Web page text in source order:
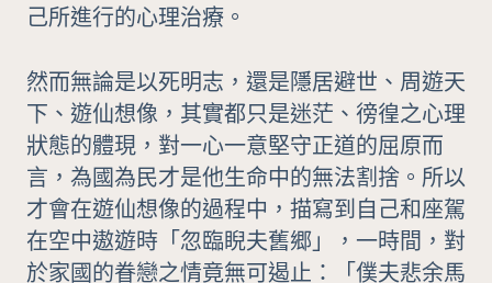
己所進行的心理治療。
然而無論是以死明志，還是隱居避世、周遊天
下、遊仙想像，其實都只是迷茫、徬徨之心理
狀態的體現，對一心一意堅守正道的屈原而
言，為國為民才是他生命中的無法割捨。所以
才會在遊仙想像的過程中，描寫到自己和座駕
在空中遨遊時「忽臨睨夫舊郷」，一時間，對
於家國的眷戀之情竟無可遏止：「僕夫悲余馬